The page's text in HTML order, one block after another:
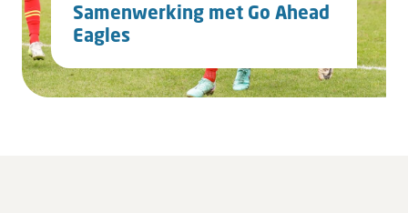
Samenwerking met Go Ahead
Eagles